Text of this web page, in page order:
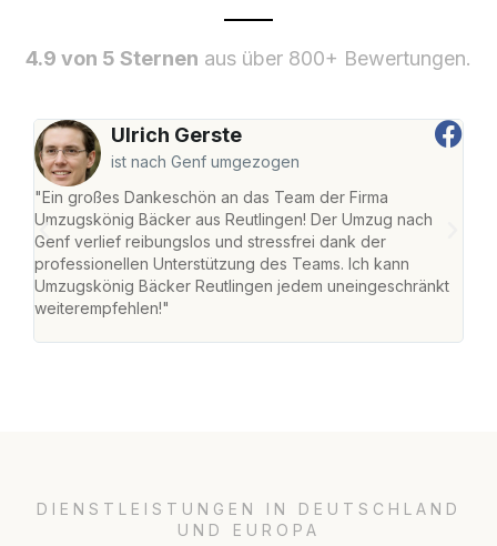
4.9 von 5 Sternen aus über 800+ Bewertungen.
Ulrich Gerste
ist nach Genf umgezogen
"Ein großes Dankeschön an das Team der Firma
Umzugskönig Bäcker aus Reutlingen! Der Umzug nach
Genf verlief reibungslos und stressfrei dank der
professionellen Unterstützung des Teams. Ich kann
Umzugskönig Bäcker Reutlingen jedem uneingeschränkt
weiterempfehlen!"
DIENSTLEISTUNGEN IN DEUTSCHLAND
UND EUROPA